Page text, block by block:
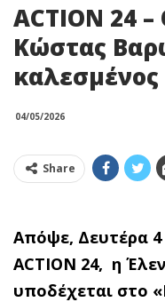
ACTION 24
Κώστας
καλεσμένος
04/05/2026
Share
Απόψε, Δευτέρα
ACTION 24, η
υποδέχεται στο «